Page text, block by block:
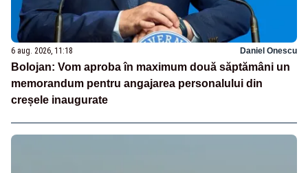
6 aug. 2026, 11:18 Daniel Onescu
Bolojan: Vom aproba în maximum două săptămâni un
memorandum pentru angajarea personalului din
creșele inaugurate